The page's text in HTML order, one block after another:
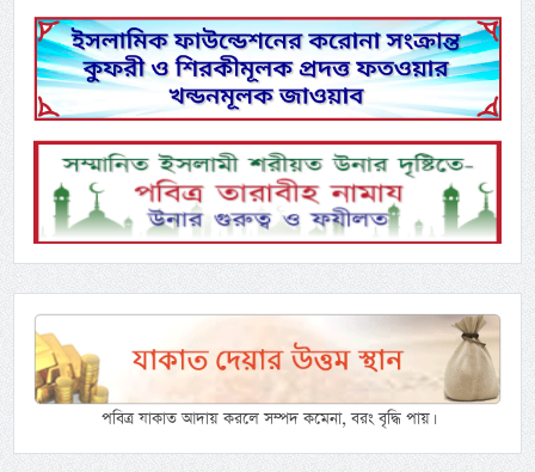
পবিত্র যাকাত আদায় করলে সম্পদ কমেনা, বরং বৃদ্ধি পায়।